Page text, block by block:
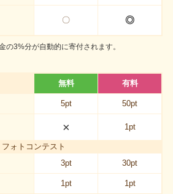
〇 ◎
3%分が自動的に寄付されます。
無料 有料
5pt 50pt
× 1pt
フォトコンテスト
3pt 30pt
1pt
1pt